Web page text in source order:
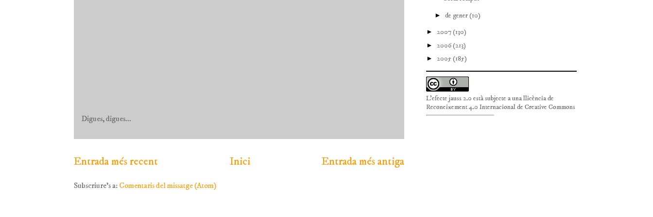
Digues, digues...
Entrada més recent Entrada més antiga
Inici
Subscriure's a: Comentaris del missatge (Atom)
► de gener(10)
► 2007(130)
► 2006(213)
► 2005(185)
L'efecte jauss 2.0 està subjecte a una llicència de
Reconeixement 4.0 Internacional de Creative Commons